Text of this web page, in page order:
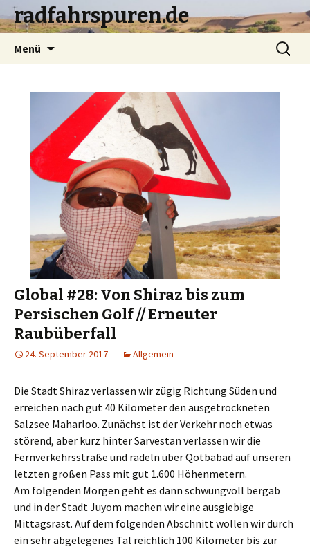
radfahrspuren.de
Menü
Suchen
nach:
Global #28: Von Shiraz bis zum
Persischen Golf // Erneuter
Raubüberfall
24. September 2017 Allgemein
Die Stadt Shiraz verlassen wir zügig Richtung Süden und
erreichen nach gut 40 Kilometer den ausgetrockneten
Salzsee Maharloo. Zunächst ist der Verkehr noch etwas
störend, aber kurz hinter Sarvestan verlassen wir die
Fernverkehrsstraße und radeln über Qotbabad auf unseren
letzten großen Pass mit gut 1.600 Höhenmetern.
Am folgenden Morgen geht es dann schwungvoll bergab
und in der Stadt Juyom machen wir eine ausgiebige
Mittagsrast. Auf dem folgenden Abschnitt wollen wir durch
ein sehr abgelegenes Tal reichlich 100 Kilometer bis zur